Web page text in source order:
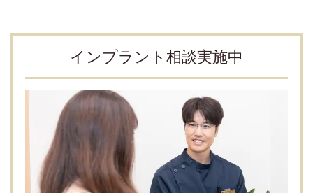
インプラント相談実施中